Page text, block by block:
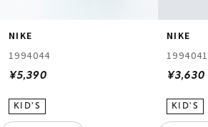
NIKE
1994044
¥5,390
NIKE
1994041
¥3,630